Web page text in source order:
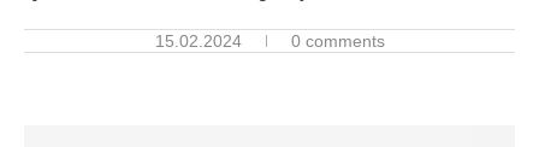
15.02.2024 0 comments